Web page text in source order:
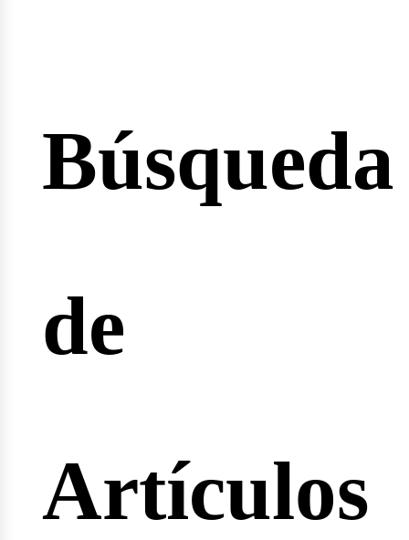
Búsqueda
de
Artículos